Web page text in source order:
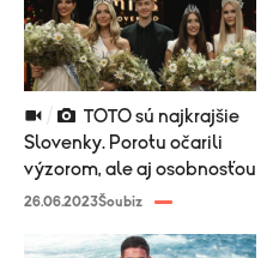
Slovenky. Porotu očarili
výzorom, ale aj osobnosťou
26.06.2023Šoubiz